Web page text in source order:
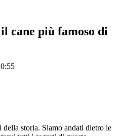
cane più famoso di
storia. Siamo andati dietro le